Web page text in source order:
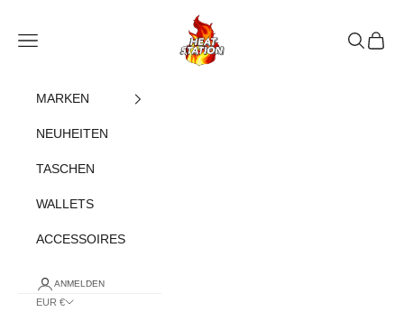
heatstation
Navigationsmenü öffnen
Suche
MARKEN
NEUHEITEN
TASCHEN
WALLETS
ACCESSOIRES
ANMELDEN
EUR €